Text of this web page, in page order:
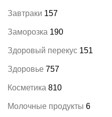
Завтраки 157
Заморозка 190
Здоровый перекус 151
Здоровье 757
Косметика 810
Молочные продукты 6